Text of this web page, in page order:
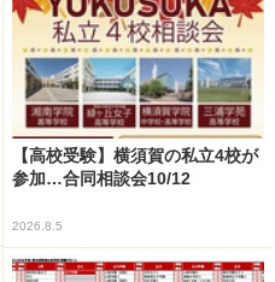
【高校受験】横須賀の私立4校が
参加…合同相談会10/12
2026.8.5